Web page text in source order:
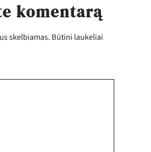
komentarą
skelbiamas. Būtini laukeliai